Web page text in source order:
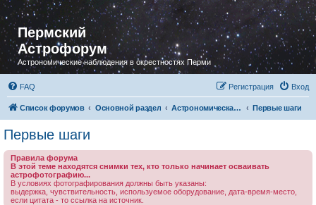
Пермский
Астрофорум
Астрономические наблюдения в окрестностях Перми
FAQ Вход
Регистрация
Список форумов Основной раздел Астрономическая фотография Первые шаги
Первые шаги
Правила форума
В этой теме находятся снимки тех, кто только начинает осваивать
астрофотографию...
В условиях фотографирования должны быть указаны:
выдержка, чувствительность, используемое оборудование, дата-время-место,
если цитата - то ссылка на источник.